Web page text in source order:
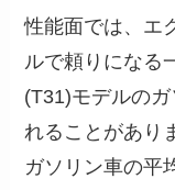
性能面では、エ
ルで頼りになる
(T31)モデルの
れることがあり
ガソリン車の平